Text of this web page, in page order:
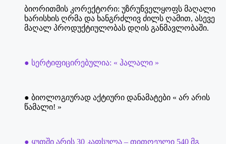
was:
50.00₾.
is:
27.00₾.
ბიორითმის კორექტორი: უზრუნველყოფს მაღალი
ხარისხის ღრმა და ხანგრძლივ ძილს ღამით, ასევე
მაღალ პროდუქტიულობას დღის განმავლობაში.
● სერტიფიცირებულია: « ჰალალი »
● ბიოლოგიურად აქტიური დანამატები « არ არის
წამალი! »
● ყუთში არის 30 კაფსულა – თითოეული 540 მგ